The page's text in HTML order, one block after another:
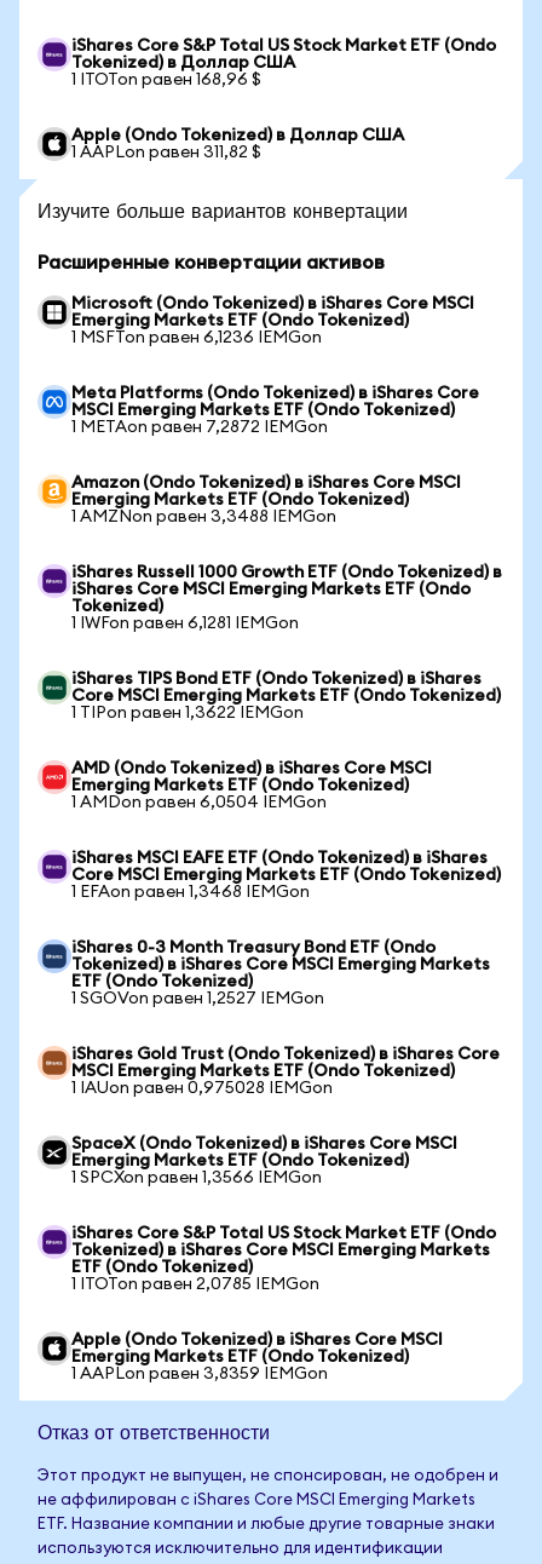
iShares Core S&P Total US Stock Market ETF (Ondo
Tokenized) в Доллар США
1 ITOTon равен 168,96 $
Apple (Ondo Tokenized) в Доллар США
1 AAPLon равен 311,82 $
Изучите больше вариантов конвертации
Расширенные конвертации активов
Microsoft (Ondo Tokenized) в iShares Core MSCI
Emerging Markets ETF (Ondo Tokenized)
1 MSFTon равен 6,1236 IEMGon
Meta Platforms (Ondo Tokenized) в iShares Core
MSCI Emerging Markets ETF (Ondo Tokenized)
1 METAon равен 7,2872 IEMGon
Amazon (Ondo Tokenized) в iShares Core MSCI
Emerging Markets ETF (Ondo Tokenized)
1 AMZNon равен 3,3488 IEMGon
iShares Russell 1000 Growth ETF (Ondo Tokenized) в
iShares Core MSCI Emerging Markets ETF (Ondo
Tokenized)
1 IWFon равен 6,1281 IEMGon
iShares TIPS Bond ETF (Ondo Tokenized) в iShares
Core MSCI Emerging Markets ETF (Ondo Tokenized)
1 TIPon равен 1,3622 IEMGon
AMD (Ondo Tokenized) в iShares Core MSCI
Emerging Markets ETF (Ondo Tokenized)
1 AMDon равен 6,0504 IEMGon
iShares MSCI EAFE ETF (Ondo Tokenized) в iShares
Core MSCI Emerging Markets ETF (Ondo Tokenized)
1 EFAon равен 1,3468 IEMGon
iShares 0-3 Month Treasury Bond ETF (Ondo
Tokenized) в iShares Core MSCI Emerging Markets
ETF (Ondo Tokenized)
1 SGOVon равен 1,2527 IEMGon
iShares Gold Trust (Ondo Tokenized) в iShares Core
MSCI Emerging Markets ETF (Ondo Tokenized)
1 IAUon равен 0,975028 IEMGon
SpaceX (Ondo Tokenized) в iShares Core MSCI
Emerging Markets ETF (Ondo Tokenized)
1 SPCXon равен 1,3566 IEMGon
iShares Core S&P Total US Stock Market ETF (Ondo
Tokenized) в iShares Core MSCI Emerging Markets
ETF (Ondo Tokenized)
1 ITOTon равен 2,0785 IEMGon
Apple (Ondo Tokenized) в iShares Core MSCI
Emerging Markets ETF (Ondo Tokenized)
1 AAPLon равен 3,8359 IEMGon
Отказ от ответственности
Этот продукт не выпущен, не спонсирован, не одобрен и
не аффилирован с iShares Core MSCI Emerging Markets
ETF. Название компании и любые другие товарные знаки
используются исключительно для идентификации